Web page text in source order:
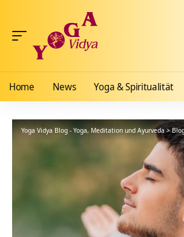
Home News Yoga & Spiritualität
Yoga Vidya Blog - Yoga, Meditation und Ayurveda>